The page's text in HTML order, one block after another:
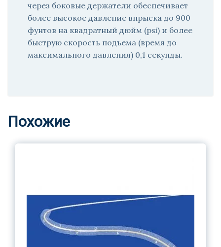
через боковые держатели обеспечивает
более высокое давление впрыска до 900
фунтов на квадратный дюйм (psi) и более
быструю скорость подъема (время до
максимального давления) 0,1 секунды.
Похожие